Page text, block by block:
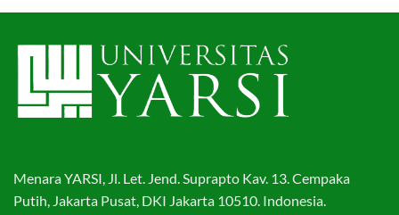
Menara YARSI, Jl. Let. Jend. Suprapto Kav. 13. Cempaka
Putih, Jakarta Pusat, DKI Jakarta 10510. Indonesia.